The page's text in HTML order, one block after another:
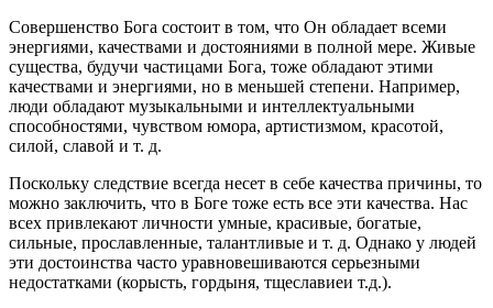
Совершенство Бога состоит в том, что Он обладает всеми
энергиями, качествами и достояниями в полной мере. Живые
существа, будучи частицами Бога, тоже обладают этими
качествами и энергиями, но в меньшей степени. Например,
люди обладают музыкальными и интеллектуальными
способностями, чувством юмора, артистизмом, красотой,
силой, славой и т. д.
Поскольку следствие всегда несет в себе качества причины, то
можно заключить, что в Боге тоже есть все эти качества. Нас
всех привлекают личности умные, красивые, богатые,
сильные, прославленные, талантливые и т. д. Однако у людей
эти достоинства часто уравновешиваются серьезными
недостатками (корысть, гордыня, тщеславиеи т.д.).